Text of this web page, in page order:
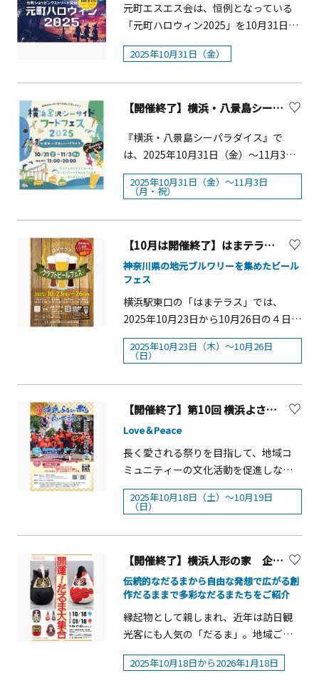
らに、スタンプラリーの台紙を提示さ
れた方には、数量限定で特製コラボポ
ストカードをプレゼントしています。
元町エスエス会は、恒例となっている
「元町ハロウィン2025」を10月31日
（金）のハロウィン当日に元町ショッ
ピングストリートで開催します！！
街内装飾やバルーンアートパフォーマ
ゃんのグリーティングや今年はパウ・
パトロールのマーシャルとスカイのハ
ロウィンさんぽなど様々なイベントを
準備しております。&nbsp;また、お子
時 10月31日（金）13:00～
18:00&nbsp;13:00～ パウパトロール マ
ーシャルとスカイのハロウィンさんぽ
&nbsp;14:00～ バルーンアートパフォ
ーマンス（4丁目・5丁目） 、ペコちゃ
&nbsp;15:00～ ハロウィン風船配布（1
丁目）&nbsp;16:00～ お菓子配布（参
加対象各店） ＊配布物はなくなり次第
終了&nbsp;■開催場所 元町ショッピ
ングストリート&nbsp;■街内装飾 メ
インオブジェ（3丁目）・ゲートオブジ
ェ（1丁目・5丁目） 元町ハロウィンは
お子様の為のイベントです。お子様や
親子での仮装をお楽しみください。皆
様が安心・安全にお楽しみ頂けるよ
力をお願いいたします。＊防犯上の理
由により、大人の仮装については、お
日の仮装に紛れた不審な行為等を警戒
あります。＊イベントは天候不慮又は
主催者都合で中止の場合があります。
予め了承ください。＊公式サイト及び
SNSで使用の画像・動画・音源の無断コ
2025年10月31日（金）
【開催終了】横浜・八景島シーパラダイス「横浜金沢シーサイドフードフェス2025」
『横浜・八景島シーパラダイス』で
は、2025年10月31日（金）～11月3日
（月・祝）の計４日間、旬の味覚が勢
ぞろいする「横浜金沢シーサイドフー
「横浜金沢シーサイドフードフェス
2025」では、地元横浜のブルワリーを
とキッチンカーが集結し、オリジナル
す。 シーパラで秋の海風を感じながら
&ldquo;行楽の秋&rdquo;をお楽しみく
ださい。■開催日：2025年10月31日
（金）～11月3日（月・祝）■時間10月
00■場所横浜・八景島シーパラダイス
アクアミュージアム前広場※11月3日の
みコミュニケーションサークルにも一
部キッチンカーの出店があります。
2025年10月31日（金）～11月3日
（月・祝）
【10月は開催終了】はまテラス『クラフトビールフェス』
神奈川県の地元ブルワリーを集めたビール
フェス
横浜駅東口の「はまテラス」では、
2025年10月23日から10月26日の４日
間、「クラフトビールフェス」が開催
されます。本イベントは、神奈川県の
として、様々なクラフトビールが楽し
めるイベントです。今回は、令和６年
七尾市能登島に工場を構える金澤ブル
ワリーに出店していただきます。石川
県で醸造されたクラフトビールをぜひ
お楽しみください。 ※会場内では一部
の商品を除きリユースカップを使用
産地消に取り組むなど、横浜駅東口エ
リアの活性化とともに地域貢献に繋が
る取り組みを実施しています。概要■
開催日：2025年10月23日（木）～10月
26日（日）■時間：平日16：00～21：
00、土曜12：00～21：00、月12：00
～19：00※天候により中止となる場合
2025年10月23日（木）～10月26日
（日）
【開催終了】第10回 横浜よさこい祭り～良い世さ来い
Love＆Peace
長く愛される祭りを目指して、地域コ
ミュニティーの文化活動を促進しなが
ら、市民手作りの祭りを開催して今年
第10回を迎えます。全国各地から集ま
街を舞台に実施いたします。観覧は無
料。世代や国籍も越えて交流し、横浜
のパワーや笑顔の魅力を発信すること
開催日：2025年10月18日（土）・19日
（日）※ 雨天決行 荒天中止■時
間：10：00～18：00■場所10月
18（土） 馬車道通り一帯10月
2025年10月18日（土）～10月19日
（日）
【開催終了】横浜人形の家 企画展「開運︕だるま⼤集合」を開催！【横浜市】
伝統的なだるまから自由な発想で広がる創
作だるままで多彩なだるまたちをご紹介
縁起物として親しまれ、近年は訪⽇観
光客にも⼈気の「だるま」。地域ごと
に特徴がある伝統的なだるまから、絵
本に登場するだるま、厄除けや復興の
2025年10月18日から2026年1月18日